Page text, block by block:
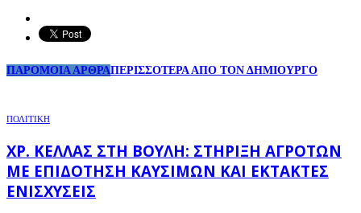
ΠΑΡΟΜΟΙΑ ΑΡΘΡΑΠΕΡΙΣΣΟΤΕΡΑ ΑΠΟ ΤΟΝ ΔΗΜΙΟΥΡΓΟ
ΠΟΛΙΤΙΚΗ
ΧΡ. ΚΈΛΛΑΣ ΣΤΗ ΒΟΥΛΉ: ΣΤΉΡΙΞΗ ΑΓΡΟΤΏΝ
ΜΕ ΕΠΙΔΌΤΗΣΗ ΚΑΥΣΊΜΩΝ ΚΑΙ ΈΚΤΑΚΤΕΣ
ΕΝΙΣΧΎΣΕΙΣ